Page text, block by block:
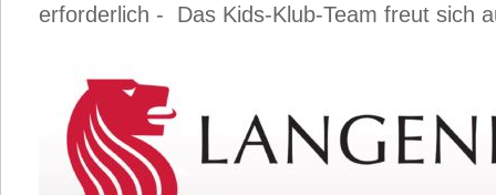
erforderlich - Das Kids-Klub-Team freut sich